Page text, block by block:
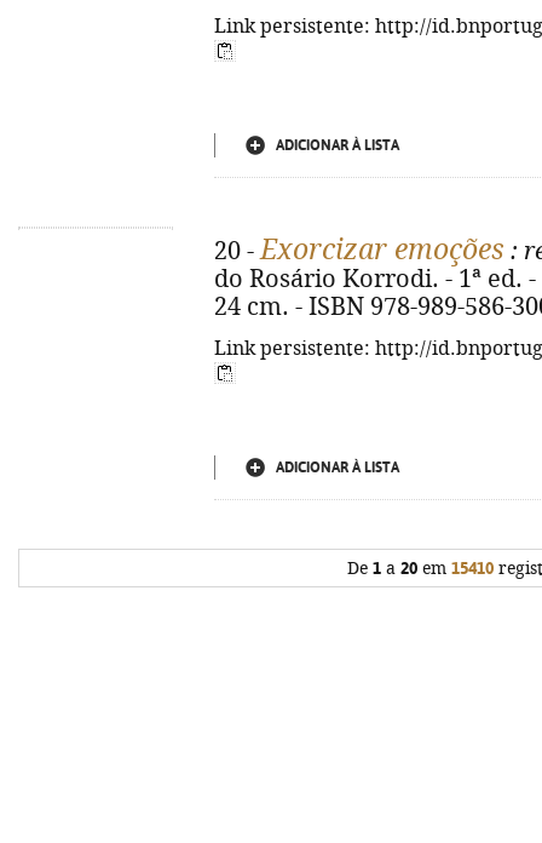
Link persistente: http://
ADICIONAR À LISTA
20 -Exorcizar emoções :
do Rosário Korrodi. - 1ª ed.
24 cm. - ISBN 978-989-586-
Link persistente: http://
ADICIONAR À LISTA
De 1 a 20 em 15410